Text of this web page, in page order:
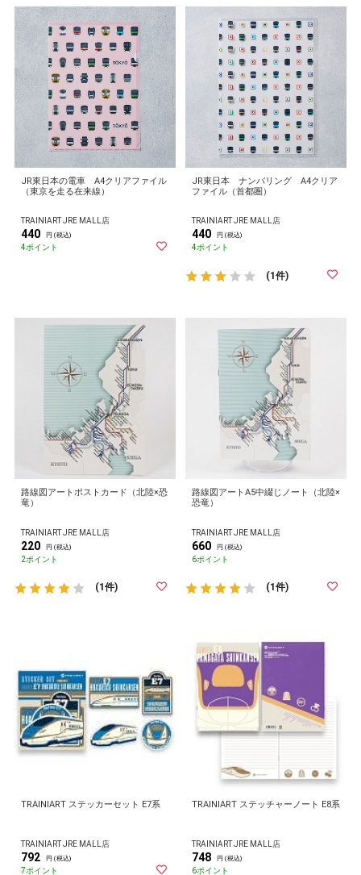
JR東日本の電車 A4クリアファイル
（東京を走る在来線）
TRAINIART JRE MALL店
440 円 (税込)
4ポイント
JR東日本 ナンバリング A4クリア
ファイル（首都圏）
TRAINIART JRE MALL店
440 円 (税込)
4ポイント
(1件)
路線図アートポストカード（北陸×恐
竜）
TRAINIART JRE MALL店
220 円 (税込)
2ポイント
(1件)
路線図アートA5中綴じノート（北陸×
恐竜）
TRAINIART JRE MALL店
660 円 (税込)
6ポイント
(1件)
TRAINIART ステッカーセット E7系
TRAINIART JRE MALL店
792 円 (税込)
7ポイント
TRAINIART ステッチャーノート E8系
TRAINIART JRE MALL店
748 円 (税込)
6ポイント